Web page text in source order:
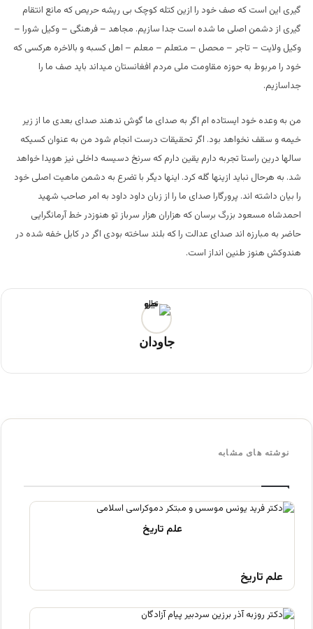
گیری این است که صف خود را ازین کتله کوچک بی ریشه حریص که مانع انتقام
گیری از دشمن اصلی ما شده است جدا سازیم. مجاهد – فرهنگی – وکیل شورا –
وکیل ولایت – تاجر – محصل – متعلم – معلم – اهل کسبه و بالاخره هرکسی که
خود را مربوط به حوزه مقاومت ملی مردم افغانستان میداند باید صف ما را
جداسازیم.
من به وعده خود ایستاده ام اگر به صدای ما گوش ندهند صدای بعدی ما از زیر
خیمه و سقف نخواهد بود. اگر تحقیقات درست انجام شود من به عنوان کسیکه
سالها درین راستا تجربه دارم یقین دارم که سرنخ دسیسه داخلی نیز هویدا خواهد
شد. به هرحال نباید ازینها گله کرد. اینها دیگر با تضرع به دشمن ماهیت اصلی خود
را بیان داشته اند. پرورگارا صدای ما را از زبان داود داود به امر صاحب شهید
احمدشاه مسعود بزرگ برسان که هزاران هزار سرباز تو هنوزدر خط آرمانگرایی
حاضر به مبارزه اند صدای عدالت را که بلند ساخته بودی اگر در کابل خفه شده در
هندوکش هنوز طنین انداز است.
جاودان
نوشته های مشابه
علم تاریخ